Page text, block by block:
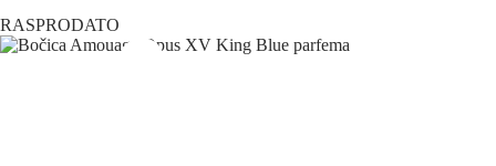
RASPRODATO